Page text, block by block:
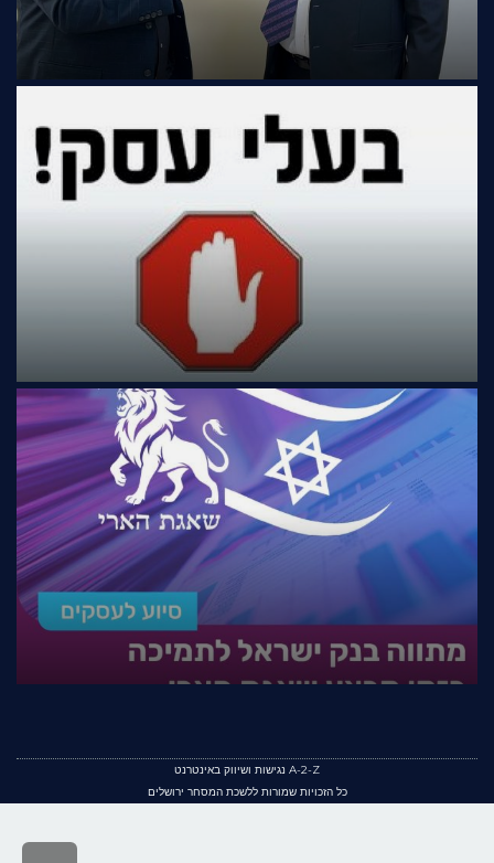
A-2-Z נגישות ושיווק באינטרנט
כל הזכויות שמורות ללשכת המסחר ירושלים